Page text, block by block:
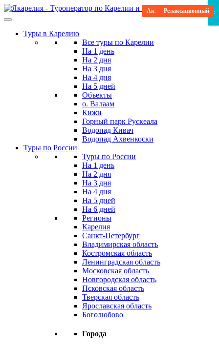
Skip
to
contentТуры в Карелию
Все туры по Карелии
На 1 день
На 2 дня
На 3 дня
На 4 дня
На 5 дней
Объекты
о. Валаам
Кижи
Горный парк Рускеала
Водопад Кивач
Водопад Ахвенкоски
Туры по России
Туры по России
На 1 день
На 2 дня
На 3 дня
На 4 дня
На 5 дней
На 6 дней
Регионы
Карелия
Санкт-Петербург
Владимирская область
Костромская область
Ленинградская область
Московская область
Новгородская область
Псковская область
Тверская область
Ярославская область
Боголюбово
Города
Развлекательный
Для детей
Повышенный комфорт
Активные развлечения
Насыщенный
Научитесь новому
Научитесь новому
Отпуск в Карелии
Релаксационный ×××